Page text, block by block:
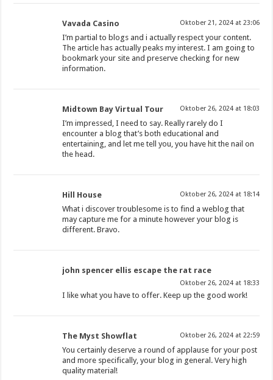
Vavada Casino Oktober 21, 2024 at 23:06
I’m partial to blogs and i actually respect your content.
The article has actually peaks my interest. I am going to
bookmark your site and preserve checking for new
information.
Midtown Bay Virtual Tour Oktober 26, 2024 at 18:03
I’m impressed, I need to say. Really rarely do I
encounter a blog that’s both educational and
entertaining, and let me tell you, you have hit the nail on
the head.
Hill House Oktober 26, 2024 at 18:14
What i discover troublesome is to find a weblog that
may capture me for a minute however your blog is
different. Bravo.
john spencer ellis escape the rat race
Oktober 26, 2024 at 18:33
I like what you have to offer. Keep up the good work!
The Myst Showflat Oktober 26, 2024 at 22:59
You certainly deserve a round of applause for your post
and more specifically, your blog in general. Very high
quality material!